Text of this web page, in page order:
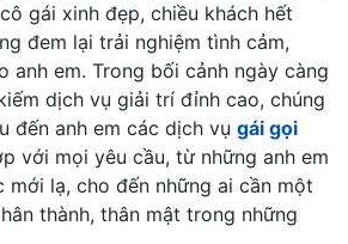
gái xinh đẹp, chiều khách hết
đem lại trải nghiệm tình cảm,
anh em. Trong bối cảnh ngày càng
dịch vụ giải trí đỉnh cao, chúng
đến anh em các dịch vụ gái gọi
với mọi yêu cầu, từ những anh em
mới lạ, cho đến những ai cần một
thành, thân mật trong những